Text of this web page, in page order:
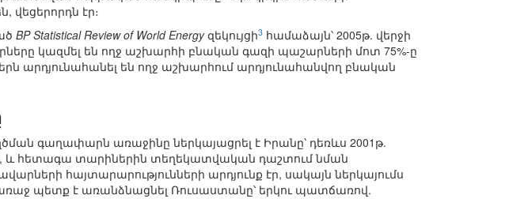
էր։
BP Statistical Review of World Energyզեկույցի3 համաձայն՝ 2005թ. վերջի
կազմել են ողջ աշխարհի բնական գազի պաշարների մոտ 75%-ը
արդյունահանել են ողջ աշխարհում արդյունահանվող բնական
գաղափարն առաջինը ներկայացրել է Իրանը՝ դեռևս 2001թ.
և հետագա տարիներին տեղեկատվական դաշտում նման
հայտարարությունների արդյունք էր, սակայն ներկայումս
պետք է առանձնացնել Ռուսաստանը՝ երկու պատճառով.